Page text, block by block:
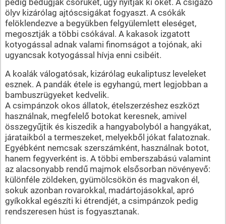
ölyv kizárólag ajtóscsigákat fogyaszt. A csókák
felöklendezve a begyükben felgyülemlett eleséget,
megosztják a többi csókával. A kakasok izgatott
kotyogással adnak valami finomságot a tojónak, aki
ugyancsak kotyogással hívja enni csibéit.
A koalák válogatósak, kizárólag eukaliptusz leveleket
esznek. A pandák étele is egyhangú, mert legjobban a
bambuszrügyeket kedvelik.
A csimpánzok okos állatok, ételszerzéshez eszközt
használnak, megfelelő botokat keresnek, amivel
összegyűjtik és kiszedik a hangyabolyból a hangyákat,
járataikból a termeszeket, melyekből jókat falatoznak.
Egyébként nemcsak szerszámként, használnak botot,
hanem fegyverként is. A többi emberszabású valamint
az alacsonyabb rendű majmok elsősorban növényevő:
különféle zöldeken, gyümölcsökön és magvakon él,
sokuk azonban rovarokkal, madártojásokkal, apró
gyíkokkal egészíti ki étrendjét, a csimpánzok pedig
rendszeresen húst is fogyasztanak.